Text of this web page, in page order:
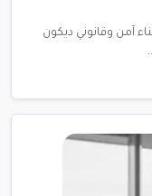
آمن وقانوني ديكون